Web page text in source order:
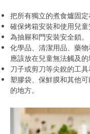
把所有獨立的煮食爐固定
確保烤箱安裝和使用兒童
為抽屜和門安裝安全鎖。
化學品、清潔用品、藥
應該放在兒童無法觸及的
刀子或剪刀等尖銳的工
塑膠袋、保鮮膜和其他
的地方。